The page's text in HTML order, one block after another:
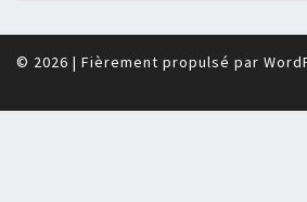
© 2026 | Fièrement propulsé par